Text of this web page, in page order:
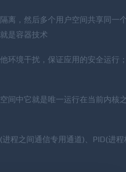
离，然后多个用户空间共享同一
是容器技术
环境干扰，保证应用的安全运行
间中它就是唯一运行在当前内核
程之间通信专用通道)、PID(进